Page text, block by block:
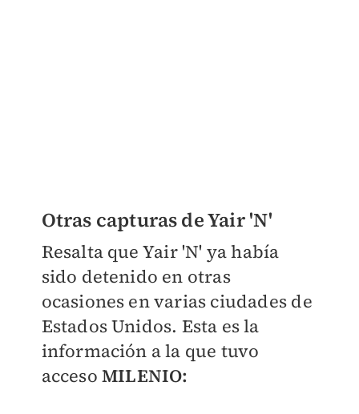
Otras capturas de Yair 'N'
Resalta que Yair 'N' ya había
sido detenido en otras
ocasiones en varias ciudades de
Estados Unidos. Esta es la
información a la que tuvo
acceso MILENIO: